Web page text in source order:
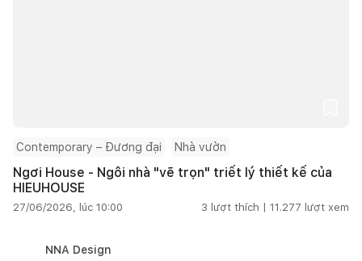
Contemporary – Đương đại Nhà vườn
Ngơi House - Ngôi nhà "vẽ trọn" triết lý thiết kế của
HIEUHOUSE
27/06/2026, lúc 10:00 3 lượt thích | 11.277 lượt xem
NNA Design